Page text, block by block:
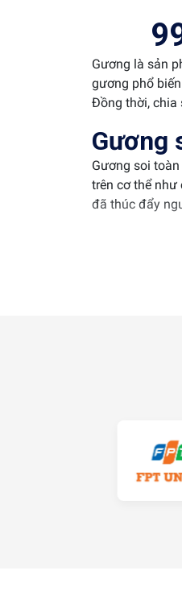
Gương là sản
gương phổ
Đồng thời, chia
Gương
Gương soi
trên cơ thể
đã thúc đẩy
Sau khi trang
Bên cạnh soi
trở nên trắng
hình chữ nhật